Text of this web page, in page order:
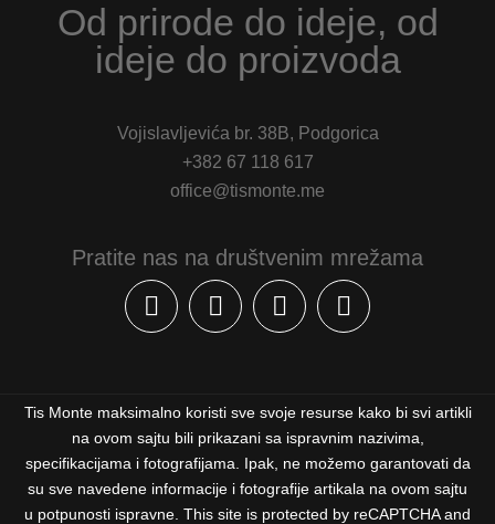
Od prirode do ideje, od
ideje do proizvoda
Vojislavljevića br. 38B, Podgorica
+382 67 118 617
office@tismonte.me
Pratite nas na društvenim mrežama
FacebookInstagramYouTubePinterest
Tis Monte maksimalno koristi sve svoje resurse kako bi svi artikli
na ovom sajtu bili prikazani sa ispravnim nazivima,
specifikacijama i fotografijama. Ipak, ne možemo garantovati da
su sve navedene informacije i fotografije artikala na ovom sajtu
u potpunosti ispravne. This site is protected by reCAPTCHA and